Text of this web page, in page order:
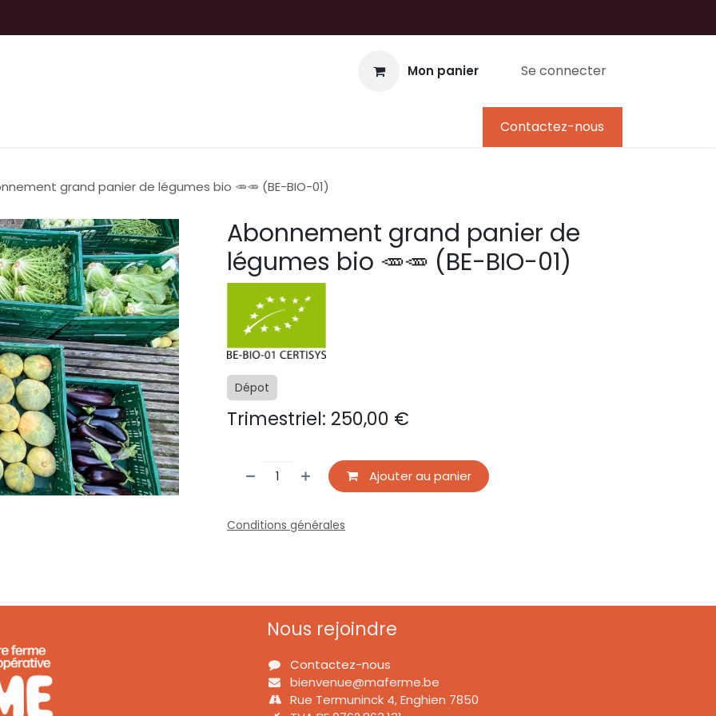
Mon panier Se connecter
Contactez-nous
grand panier de légumes bio 🥕🥕 (BE-BIO-01)
Abonnement grand panier de
légumes bio 🥕🥕 (BE-BIO-01)
Dépot
Trimestriel: 250,00 €
Ajouter au panier
Conditions générales
Nous rejoindre
Contactez-nous
bienvenue@maferme.be
Rue Termuninck 4, Enghien 7850